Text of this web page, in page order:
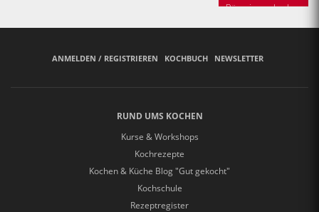
Bäuerinnen backen
ANMELDEN / REGISTRIEREN KOCHBUCH NEWSLETTER
RUND UMS KOCHEN
Kurse & Workshops
Kochrezepte
Kochen & Küche Blog "Gut gekocht"
Kochschule
Rezeptregister